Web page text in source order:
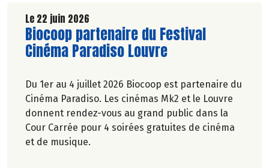
Le 22 juin 2026
Lire la suite de l'article
Biocoop partenaire du Festival
Cinéma Paradiso Louvre
Du 1er au 4 juillet 2026 Biocoop est partenaire du
Cinéma Paradiso. Les cinémas Mk2 et le Louvre
donnent rendez-vous au grand public dans la
Cour Carrée pour 4 soirées gratuites de cinéma
et de musique.